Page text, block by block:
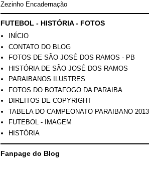
Zezinho Encadernação
FUTEBOL - HISTÓRIA - FOTOS
INÍCIO
CONTATO DO BLOG
FOTOS DE SÃO JOSÉ DOS RAMOS - PB
HISTÓRIA DE SÃO JOSÉ DOS RAMOS
PARAIBANOS ILUSTRES
FOTOS DO BOTAFOGO DA PARAIBA
DIREITOS DE COPYRIGHT
TABELA DO CAMPEONATO PARAIBANO
FUTEBOL - IMAGEM
HISTÓRIA
Fanpage do Blog